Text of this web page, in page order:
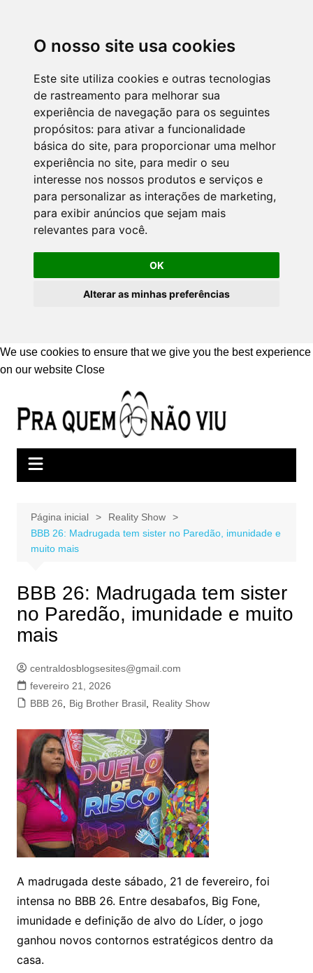
O nosso site usa cookies
Este site utiliza cookies e outras tecnologias
de rastreamento para melhorar sua
experiência de navegação para os seguintes
propósitos: para ativar a funcionalidade
básica do site, para proporcionar uma melhor
experiência no site, para medir o seu
interesse nos nossos produtos e serviços e
para personalizar as interações de marketing,
para exibir anúncios que sejam mais
relevantes para você.
OK
Alterar as minhas preferências
We use cookies to ensure that we give you the best experience
on our website Close
Página inicial
Reality Show
BBB 26: Madrugada tem sister no Paredão, imunidade e
muito mais
BBB 26: Madrugada tem sister
no Paredão, imunidade e muito
mais
centraldosblogsesites@gmail.com
fevereiro 21, 2026
BBB 26
Big Brother Brasil, Reality Show
A madrugada deste sábado, 21 de fevereiro, foi
intensa no BBB 26. Entre desabafos, Big Fone,
imunidade e definição de alvo do Líder, o jogo
ganhou novos contornos estratégicos dentro da
casa.